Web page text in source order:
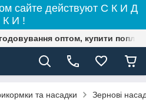
сайте действуют С К И Д
К И !
оптом, купити
та насадки Зернові